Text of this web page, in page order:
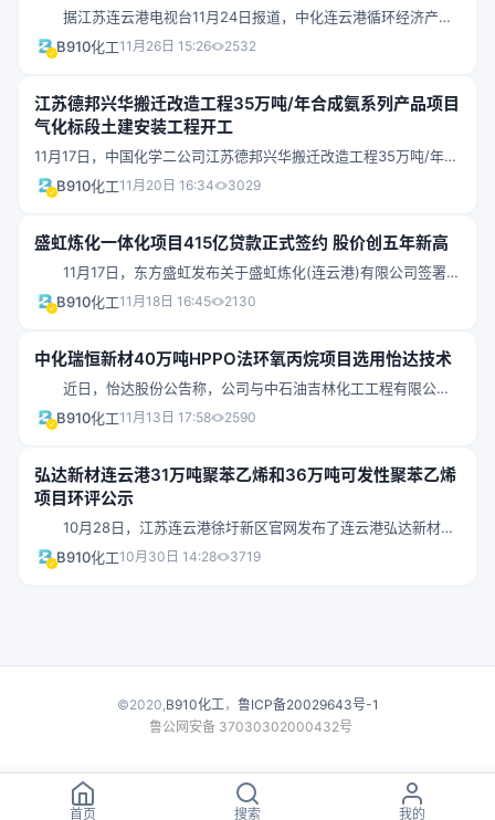
罐、循环水场等配套工程，预计建设期为3年。投资项目的基本情况
据江苏连云港电视台11月24日报道，中化连云港循环经济产业
园内的江苏瑞恒新材料科技有限公司，去年启动投资139亿元建设碳
三产业链一期工程项目，项目主要生产高性能新材料及材料中间体
下游应用全产业链布局、最具竞争力的碳三产业链。 在中化瑞
恒新材料碳三产业链项目的施工现场，场地处理、真空预压、回填
等前期工程已全部完成，现场水、电、气、道路施工全面铺开，公
160亿元，分两阶段实施，一
B910化工11月26日 15:26 2532
江苏德邦兴华搬迁改造工程35万吨/年合成氨系列产品项目
气化标段土建安装工程开工
11月17日，中国化学二公司江苏德邦兴华搬迁改造工程35万吨/年合
成氨系列产品项目气化标段土建安装工程举行开工仪式。该项目位
于七大石化产业园之一的连云港市徐圩新区化工园区，区位优势明
吨尿素、50万吨复合肥、72万吨工业盐、3万吨氯化铵、5万吨白炭
黑、5万吨硅酸钠、粉煤碳砖2000万块、3万吨芒硝、8000吨液
合理利用的产品链条。项目建成后，将以一座现代化花园工厂的崭
B910化工11月20日 16:34 3029
盛虹炼化一体化项目415亿贷款正式签约 股价创五年新高
11月17日，东方盛虹发布关于盛虹炼化(连云港)有限公司签署
《银团贷款合同》的公告，公告中称，旗下子公司盛虹炼化（连云
港）有限公司（下称盛虹炼化）与中国工商银行股份有限公司吴江
定资产银团贷款合同。 合同规定，银团同意向盛虹炼化提供总
计不超过415亿元的中长期贷款额度。盛虹炼化提取的每笔贷款资金
省历史上银团贷款融资总额的最高纪录。 11月17日盘中，东方
B910化工11月18日 16:45 2130
中化瑞恒新材40万吨HPPO法环氧丙烷项目选用怡达技术
近日，怡达股份公告称，公司与中石油吉林化工工程有限公司
（联合体牵头方）作为联合体与江苏瑞恒新材料科技有限公司共同
签署了《技术服务合同》。合同主要内容为怡达股份与吉林工程联
化法环氧丙烷装置提供技术咨询服务、装置的运行担保以及装置运
行所需的专利许可、专有技术和技术信息的许可授权。合同总价为
1.03亿元，具体内容如下： 1. 合同标的：卖方将其专利权和专
置中永久性使用。卖方
B910化工11月13日 17:58 2590
弘达新材连云港31万吨聚苯乙烯和36万吨可发性聚苯乙烯
项目环评公示
10月28日，江苏连云港徐圩新区官网发布了连云港弘达新材料
科技有限公司年产31万吨聚苯乙烯（PS）和36万吨可发性聚苯乙烯
（EPS）项目环境影响评价第一次公众参与信息公示。公示的主要
置包括：2条1
B910化工10月30日 14:28 3719
©2020,B910化工， 鲁ICP备20029643号-1
鲁公网安备 37030302000432号
首页 搜索 我的